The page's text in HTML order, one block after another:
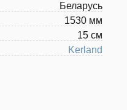
Беларусь
1530 мм
15 см
Kerland